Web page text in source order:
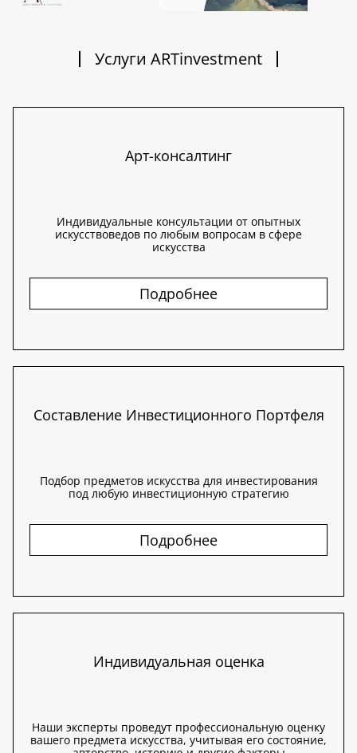
Услуги ARTinvestment
Арт-консалтинг
Индивидуальные консультации от опытных
искусствоведов по любым вопросам в сфере
искусства
Подробнее
Составление Инвестиционного Портфеля
Подбор предметов искусства для инвестирования
под любую инвестиционную стратегию
Подробнее
Индивидуальная оценка
Наши эксперты проведут профессиональную оценку
вашего предмета искусства, учитывая его состояние,